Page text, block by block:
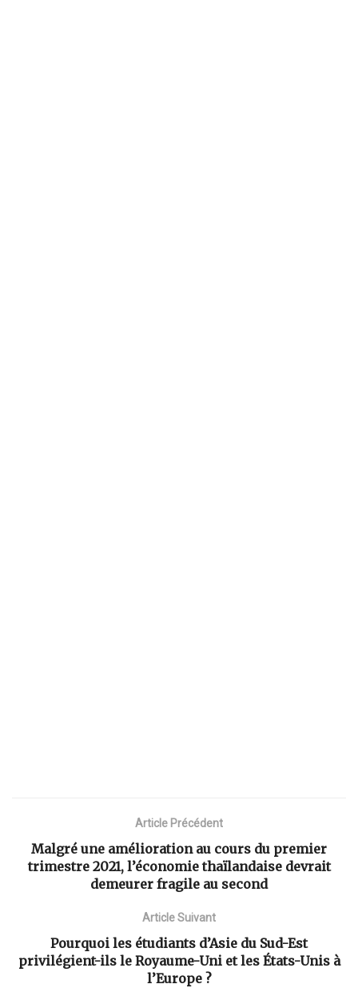
Article Précédent
Malgré une amélioration au cours du premier
trimestre 2021, l’économie thaïlandaise devrait
demeurer fragile au second
Article Suivant
Pourquoi les étudiants d’Asie du Sud-Est
privilégient-ils le Royaume-Uni et les États-Unis à
l’Europe ?